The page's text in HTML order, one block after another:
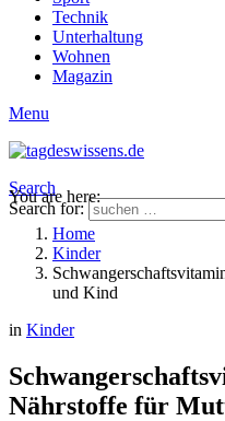
Technik
Unterhaltung
Wohnen
Magazin
Menu
Search
Search for:
You are here:
Home
Kinder
und Kind
in Kinder
Nährstoffe für